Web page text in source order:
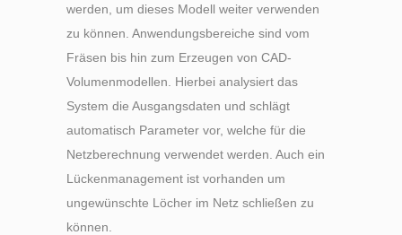
werden, um dieses Modell weiter verwenden
zu können. Anwendungsbereiche sind vom
Fräsen bis hin zum Erzeugen von CAD-
Volumenmodellen. Hierbei analysiert das
System die Ausgangsdaten und schlägt
automatisch Parameter vor, welche für die
Netzberechnung verwendet werden. Auch ein
Lückenmanagement ist vorhanden um
ungewünschte Löcher im Netz schließen zu
können.